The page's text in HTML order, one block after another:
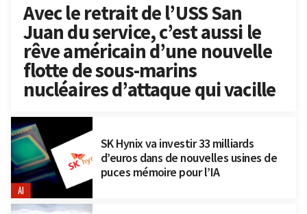
Avec le retrait de l’USS San
Juan du service, c’est aussi le
rêve américain d’une nouvelle
flotte de sous-marins
nucléaires d’attaque qui vacille
AI
SK Hynix va investir 33 milliards
d’euros dans de nouvelles usines de
puces mémoire pour l’IA